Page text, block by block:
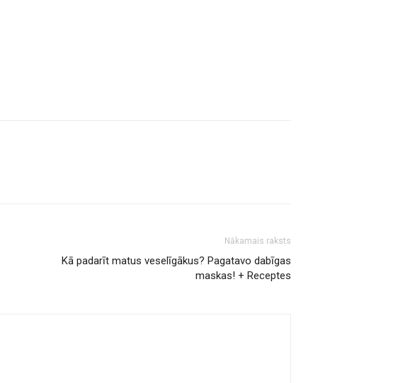
Nākamais raksts
Kā padarīt matus veselīgākus? Pagatavo dabīgas
maskas! + Receptes